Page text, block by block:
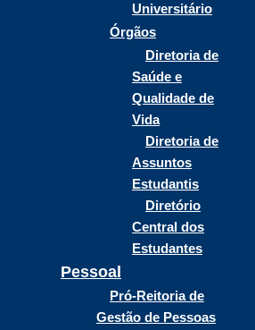
Universitário
Órgãos
Diretoria de
Saúde e
Qualidade de
Vida
Diretoria de
Assuntos
Estudantis
Diretório
Central dos
Estudantes
Pessoal
Pró-Reitoria de
Gestão de Pessoas